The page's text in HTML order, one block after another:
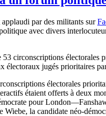
par des militants sur
avec divers
circonscriptions
électoraux jugés prioritaires
électorales
étaient offerts à deux
pour
Wiebe, la candidate néo-